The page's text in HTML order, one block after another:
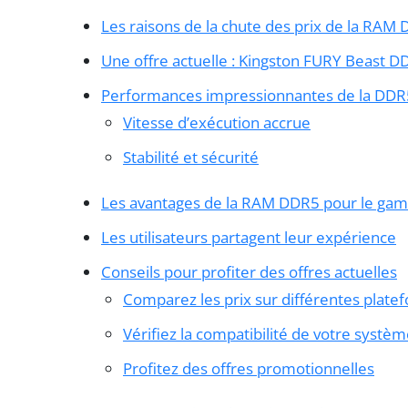
Les raisons de la chute des prix de la RAM
Une offre actuelle : Kingston FURY Beast
Performances impressionnantes de la
Vitesse d’exécution accrue
Stabilité et sécurité
Les avantages de la RAM DDR5 pour le
Les utilisateurs partagent leur expérience
Conseils pour profiter des offres actuelles
Comparez les prix sur différentes
Vérifiez la compatibilité de votre
Profitez des offres promotionnelles